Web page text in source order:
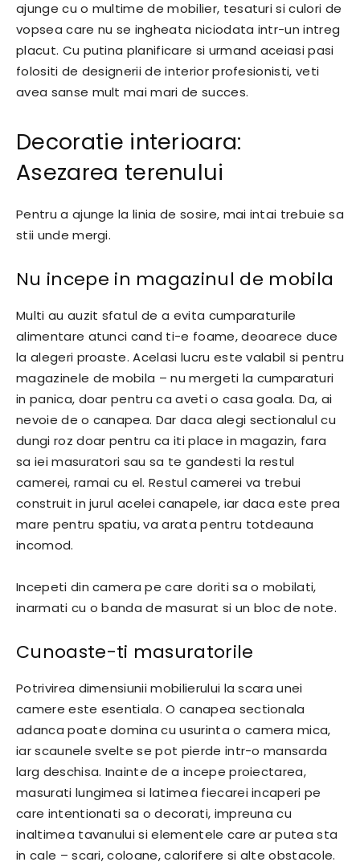
ajunge cu o multime de mobilier, tesaturi si culori de
vopsea care nu se ingheata niciodata intr-un intreg
placut. Cu putina planificare si urmand aceiasi pasi
folositi de designerii de interior profesionisti, veti
avea sanse mult mai mari de succes.
Decoratie interioara:
Asezarea terenului
Pentru a ajunge la linia de sosire, mai intai trebuie sa
stii unde mergi.
Nu incepe in magazinul de mobila
Multi au auzit sfatul de a evita cumparaturile
alimentare atunci cand ti-e foame, deoarece duce
la alegeri proaste. Acelasi lucru este valabil si pentru
magazinele de mobila – nu mergeti la cumparaturi
in panica, doar pentru ca aveti o casa goala. Da, ai
nevoie de o canapea. Dar daca alegi sectionalul cu
dungi roz doar pentru ca iti place in magazin, fara
sa iei masuratori sau sa te gandesti la restul
camerei, ramai cu el. Restul camerei va trebui
construit in jurul acelei canapele, iar daca este prea
mare pentru spatiu, va arata pentru totdeauna
incomod.
Incepeti din camera pe care doriti sa o mobilati,
inarmati cu o banda de masurat si un bloc de note.
Cunoaste-ti masuratorile
Potrivirea dimensiunii mobilierului la scara unei
camere este esentiala. O canapea sectionala
adanca poate domina cu usurinta o camera mica,
iar scaunele svelte se pot pierde intr-o mansarda
larg deschisa. Inainte de a incepe proiectarea,
masurati lungimea si latimea fiecarei incaperi pe
care intentionati sa o decorati, impreuna cu
inaltimea tavanului si elementele care ar putea sta
in cale – scari, coloane, calorifere si alte obstacole.